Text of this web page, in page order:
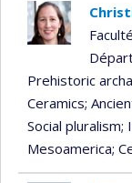
Prehistoric
Ceramics;
Social pluralism;
Mesoamerica;